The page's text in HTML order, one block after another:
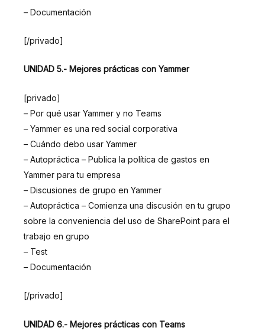
– Documentación
[/privado]
UNIDAD 5.- Mejores prácticas con Yammer
[privado]
– Por qué usar Yammer y no Teams
– Yammer es una red social corporativa
– Cuándo debo usar Yammer
– Autopráctica – Publica la política de gastos en
Yammer para tu empresa
– Discusiones de grupo en Yammer
– Autopráctica – Comienza una discusión en tu grupo
sobre la conveniencia del uso de SharePoint para el
trabajo en grupo
– Test
– Documentación
[/privado]
UNIDAD 6.- Mejores prácticas con Teams